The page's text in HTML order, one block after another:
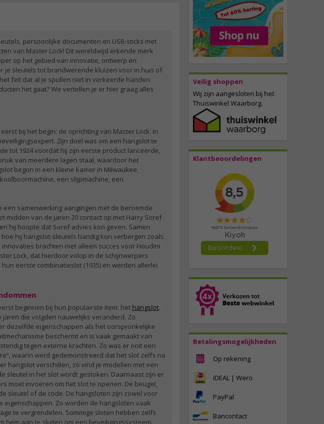
Veilig shoppen
Wij zijn aangesloten bij het
Thuiswinkel Waarborg.
Klantbeoordelingen
Betalingsmogelijkheden
Op rekening
iDEAL | Wero
PayPal
Bancontact
persoonlijke documenten en USB-sticks met
van Master Lock! Dit wereldwijd erkende merk
op het gebied van innovatie, ontwerp en
je sleutels tot brandwerende kluizen voor in huis of
feit dat al je spullen niet in verkeerde handen
het gaat? We vertellen je er hier graag alles
bij het begin: de oprichting van Master Lock. In
Zijn doel was om een hangslot te
tot 1924 voordat hij zijn eerste product lanceerde,
van meerdere lagen staal, waardoor het
begon in een kleine kamer in Milwaukee,
een slijpmachine, een
samenwerking aangingen met de beroemde
midden van de jaren 20 contact op met Harry Soref
hij hoopte dat Soref advies kon geven. Samen
hij hangslot-sleutels handig kon verbergen zoals
brachten niet alleen succes voor Houdini
Lock, dat hierdoor volop in de schijnwerpers
eerste combinatieslot (1935) en werden allerlei
beginnen bij hun populairste item: het hangslot.
die volgden nauwelijks veranderd. Zo
dezelfde eigenschappen als het oorspronkelijke
beschermt en is vaak gemaakt van
tegen externe krachten. Zo was er ooit een
waarin werd gedemonstreerd dat het slot zelfs na
hangslot verschillen, zo vind je modellen met een
sleutel in het slot wordt gestoken. Daarnaast zijn er
moet invoeren om het slot te openen. De beugel,
sleutel of de code. De hangsloten zijn zowel voor
Zo worden de hangsloten vaak
te vergrendelen. Sommige sloten hebben zelfs
aan te sluiten om een beveiligingssysteem.